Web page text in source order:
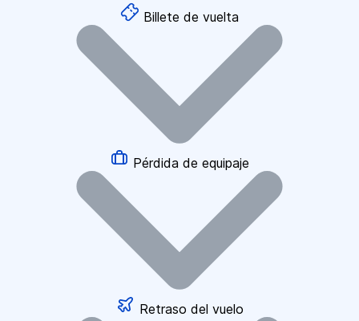
Billete de vuelta
Pérdida de equipaje
Retraso del vuelo